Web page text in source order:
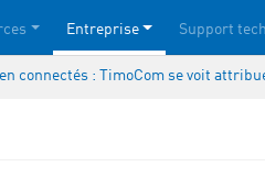
Entreprise Support
connectés : TimoCom se voit